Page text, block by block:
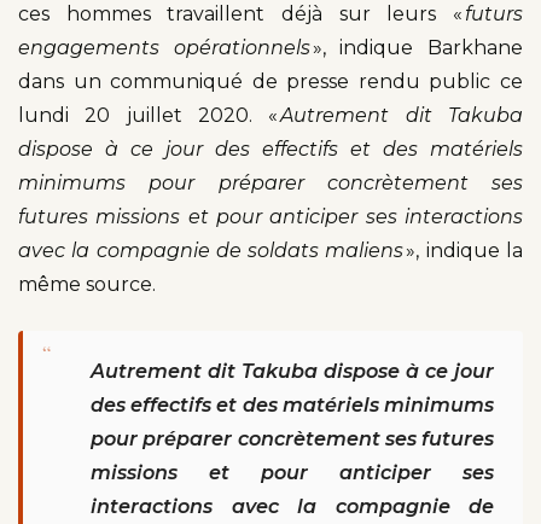
ces hommes travaillent déjà sur leurs « futurs
engagements opérationnels», indique Barkhane
dans un communiqué de presse rendu public ce
lundi 20 juillet 2020. «Autrement dit Takuba
dispose à ce jour des effectifs et des matériels
minimums pour préparer concrètement ses
futures missions et pour anticiper ses interactions
avec la compagnie de soldats maliens», indique la
même source.
“
Autrement dit Takuba dispose à ce jour
des effectifs et des matériels minimums
pour préparer concrètement ses futures
missions et pour anticiper ses
interactions avec la compagnie de